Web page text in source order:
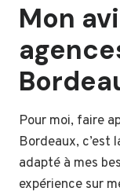
Mon
Pour moi, faire
Bordeaux, c’est
adapté à mes
expérience sur